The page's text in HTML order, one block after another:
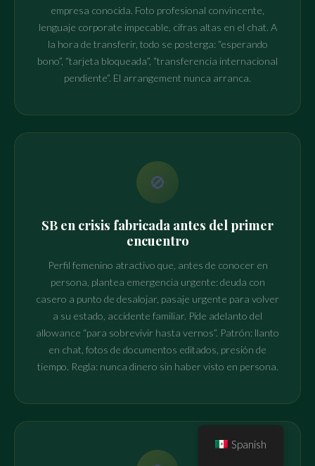
empresa conocida. Foto profesional convincente,
lenguaje corporate impecable, cifras altas en el chat. A
la hora de transferir, todo se posterga: “esperando
bono”, “tarjeta bloqueada”, “transferencia internacional
pendiente”. El arrangement nunca arranca.
🚫
SB en crisis fabricada antes del primer
encuentro
Perfil femenino atractivo que, antes de conocer en
persona, plantea emergencia urgente: deuda con
casero a punto de desalojar, pasaje urgente para volver
a su estado, accidente familiar. Pide adelanto del
allowance “para sobrevivir hasta vernos”. Patrón: llanto
en chat, fotos de documentos editados, presión de
tiempo. Regla: nunca dinero sin haber visto en persona.
Spanish